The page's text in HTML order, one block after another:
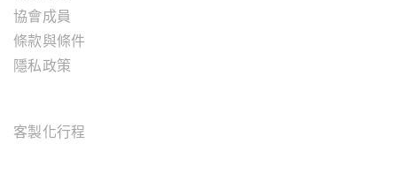
協會成員
條款與條件
隱私政策
客製化行程